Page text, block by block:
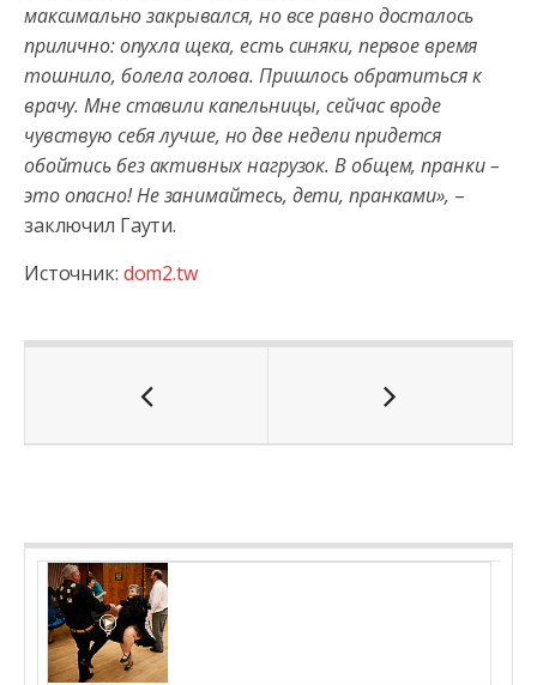
максимально закрывался, но все равно досталось
прилично: опухла щека, есть синяки, первое время
тошнило, болела голова. Пришлось обратиться к
врачу. Мне ставили капельницы, сейчас вроде
чувствую себя лучше, но две недели придется
обойтись без активных нагрузок. В общем, пранки –
это опасно! Не занимайтесь, дети, пранками», –
заключил Гаути.
Источник: dom2.tw